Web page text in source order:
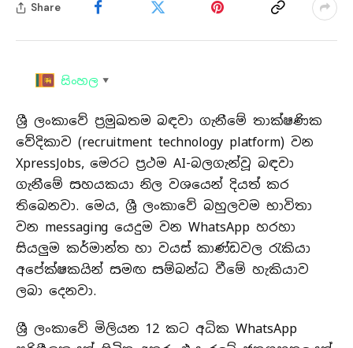
Share
සිංහල ▼
ශ්‍රී ලංකාවේ ප්‍රමුඛතම බඳවා ගැනීමේ තාක්ෂණික
වේදිකාව (recruitment technology platform) වන
XpressJobs, මෙරට ප්‍රථම AI-බලගැන්වූ බඳවා
ගැනීමේ සහයකයා නිල වශයෙන් දියත් කර
තිබෙනවා. මෙය, ශ්‍රී ලංකාවේ බහුලවම භාවිතා
වන messaging යෙදුම වන WhatsApp හරහා
සියලුම කර්මාන්ත හා වයස් කාණ්ඩවල රැකියා
අපේක්ෂකයින් සමඟ සම්බන්ධ වීමේ හැකියාව
ලබා දෙනවා.
ශ්‍රී ලංකාවේ මිලියන 12 කට අධික WhatsApp